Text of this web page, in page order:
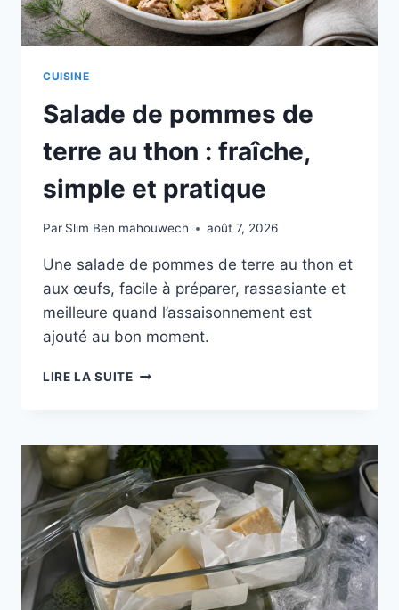
CUISINE
Salade de pommes de
terre au thon : fraîche,
simple et pratique
Par Slim Ben mahouwech août 7, 2026
Une salade de pommes de terre au thon et
aux œufs, facile à préparer, rassasiante et
meilleure quand l’assaisonnement est
ajouté au bon moment.
LIRE LA SUITESALADE
TERRE
AU
THON
FRAÎCHE,
SIMPLE
ET
PRATIQUE